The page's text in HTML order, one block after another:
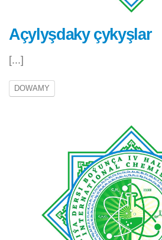
Açylyşdaky çykyşlar
[...]
DOWAMY